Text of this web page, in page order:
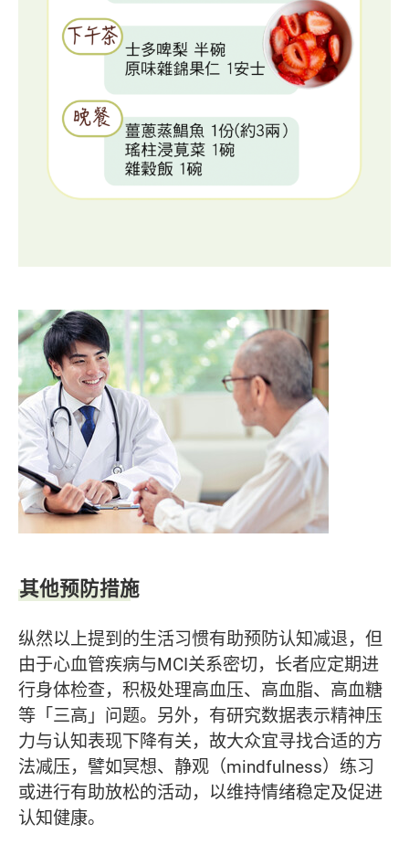
其他预防措施
纵然以上提到的生活习惯有助预防认知减退，但
由于心血管疾病与MCI关系密切，长者应定期进
行身体检查，积极处理高血压、高血脂、高血糖
等「三高」问题。另外，有研究数据表示精神压
力与认知表现下降有关，故大众宜寻找合适的方
法减压，譬如冥想、静观（mindfulness）练习
或进行有助放松的活动，以维持情绪稳定及促进
认知健康。